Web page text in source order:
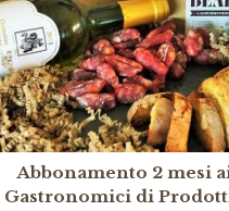
Abbonamento 2 mesi
Gastronomici di